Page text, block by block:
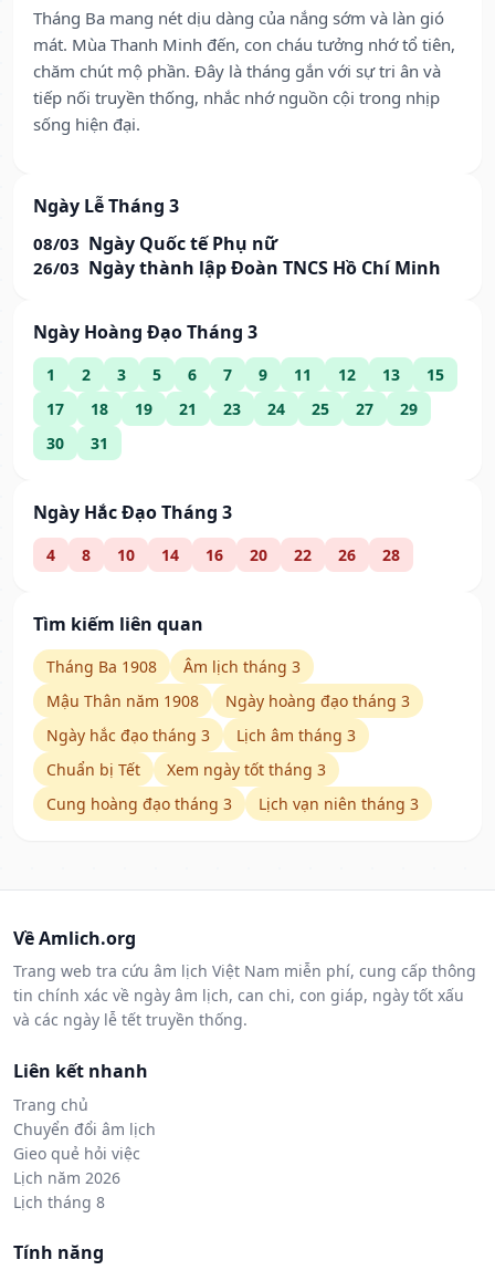
Tháng Ba mang nét dịu dàng của nắng sớm và làn gió
mát. Mùa Thanh Minh đến, con cháu tưởng nhớ tổ tiên,
chăm chút mộ phần. Đây là tháng gắn với sự tri ân và
tiếp nối truyền thống, nhắc nhớ nguồn cội trong nhịp
sống hiện đại.
Ngày Lễ Tháng 3
08/03 Ngày Quốc tế Phụ nữ
26/03 Ngày thành lập Đoàn TNCS Hồ Chí Minh
Ngày Hoàng Đạo Tháng 3
1 2 3 5 6 7 9 11 12 13
15
17
18 19 21 23 24 25 27
29
30
31
Ngày Hắc Đạo Tháng 3
4 8 10 14 16 20 22 26 28
Tìm kiếm liên quan
Tháng Ba 1908
Âm lịch tháng 3
Mậu Thân năm 1908
Ngày hoàng đạo tháng 3
Ngày hắc đạo tháng 3
Lịch âm tháng 3
Chuẩn bị Tết
Xem ngày tốt tháng 3
Cung hoàng đạo tháng 3
Lịch vạn niên tháng 3
Về Amlich.org
Trang web tra cứu âm lịch Việt Nam miễn phí, cung cấp thông
tin chính xác về ngày âm lịch, can chi, con giáp, ngày tốt xấu
và các ngày lễ tết truyền thống.
Liên kết nhanh
Trang chủ
Chuyển đổi âm lịch
Gieo quẻ hỏi việc
Lịch năm 2026
Lịch tháng 8
Tính năng